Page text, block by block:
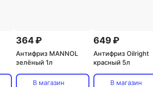
364 ₽
Антифриз MANNOL
зелёный 1л
В магазин
649 ₽
Антифриз Oilright
красный 5л
В магазин